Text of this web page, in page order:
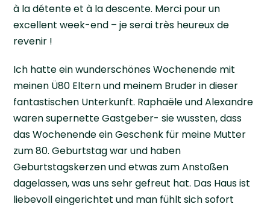
à la détente et à la descente. Merci pour un
excellent week-end – je serai très heureux de
revenir !
Ich hatte ein wunderschönes Wochenende mit
meinen Ü80 Eltern und meinem Bruder in dieser
fantastischen Unterkunft. Raphaële und Alexandre
waren supernette Gastgeber- sie wussten, dass
das Wochenende ein Geschenk für meine Mutter
zum 80. Geburtstag war und haben
Geburtstagskerzen und etwas zum Anstoßen
dagelassen, was uns sehr gefreut hat. Das Haus ist
liebevoll eingerichtet und man fühlt sich sofort